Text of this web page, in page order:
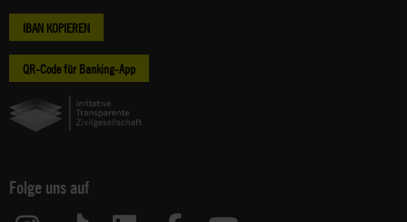
IBAN KOPIEREN
QR-Code für Banking-App
Folge uns auf